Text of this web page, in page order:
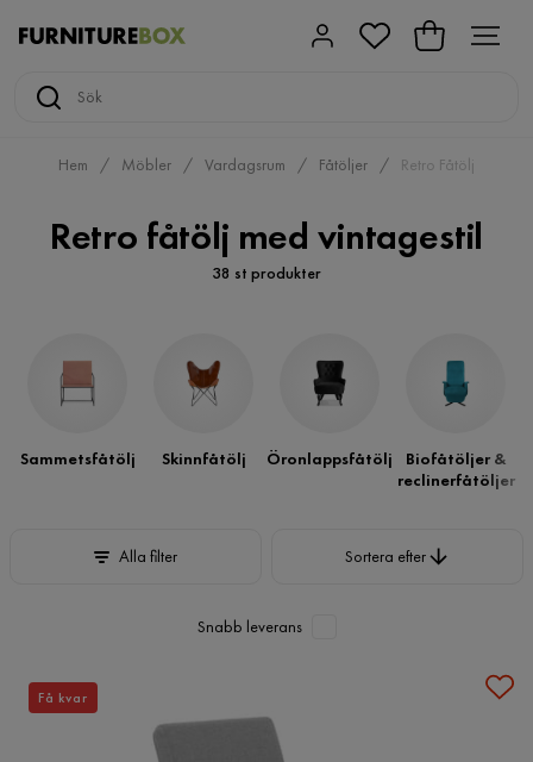
Hem Möbler Vardagsrum Fåtöljer Retro Fåtölj
Retro fåtölj med vintagestil
38 st produkter
Sammetsfåtölj Skinnfåtölj Öronlappsfåtölj
Biofåtöljer &
reclinerfåtöljer
Alla filter Sortera efter
Snabb leverans
Få kvar